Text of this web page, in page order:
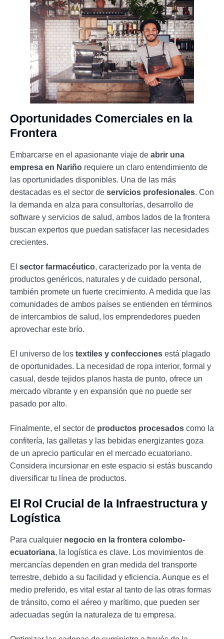
Oportunidades Comerciales en la
Frontera
Embarcarse en el apasionante viaje de abrir una
empresa en Nariño requiere un claro entendimiento de
las oportunidades disponibles. Una de las más
destacadas es el sector de servicios profesionales. Con
la demanda en alza para consultorías, desarrollo de
software y servicios de salud, ambos lados de la frontera
buscan expertos que puedan satisfacer las necesidades
crecientes.
El sector farmacéutico, caracterizado por la venta de
productos genéricos, naturales y de cuidado personal,
también promete un fuerte crecimiento. A medida que las
comunidades de ambos países se entienden en términos
de intercambios de salud, los emprendedores pueden
aprovechar este brío.
El universo de los textiles y confecciones está plagado
de oportunidades. La necesidad de ropa interior, formal y
casual, desde tejidos planos hasta de punto, ofrece un
mercado vibrante y en expansión que no puede ser
pasado por alto.
Finalmente, el sector de productos procesados como la
confitería, las galletas y las bebidas energizantes goza
de un aprecio particular en el mercado ecuatoriano.
Considera incursionar en este espacio si estás buscando
diversificar tu línea de productos.
El Rol Crucial de la Infraestructura y
Logística
Para cualquier negocio en la frontera colombo-
ecuatoriana, la logística es clave. Los movimientos de
mercancías dependen en gran medida del transporte
terrestre, debido a su facilidad y eficiencia. Aunque es el
medio preferido, es vital estar al tanto de las otras formas
de tránsito, como el aéreo y marítimo, que pueden ser
adecuadas según la naturaleza de tu empresa.